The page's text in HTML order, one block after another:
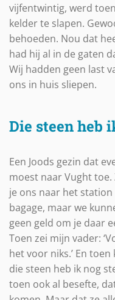
vijfentwintig, werd
kelder te slapen.
behoeden. Nou dat
had hij al in de gaten
Wij hadden geen last
ons in huis sliepen.
Die steen heb
Een Joods gezin dat
moest naar Vught toe.
je ons naar het
bagage, maar we
geen geld om je daar
Toen zei mijn vader:
het voor niks.’ En
die steen heb ik nog
toen ook al besefte,